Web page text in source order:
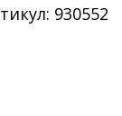
930552